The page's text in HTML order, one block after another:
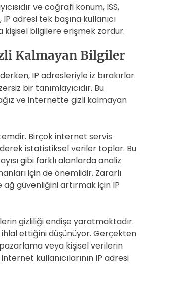
ve coğrafi konum, ISS,
adresi tek başına kullanıcı
kişisel bilgilere erişmek zordur.
Kalmayan Bilgiler
IP adresleriyle iz bırakırlar.
bir tanımlayıcıdır. Bu
ve internette gizli kalmayan
Birçok internet servis
istatistiksel veriler toplar. Bu
gibi farklı alanlarda analiz
için de önemlidir. Zararlı
ağ güvenliğini artırmak için IP
gizliliği endişe yaratmaktadır.
ettiğini düşünüyor. Gerçekten
veya kişisel verilerin
kullanıcılarının IP adresi